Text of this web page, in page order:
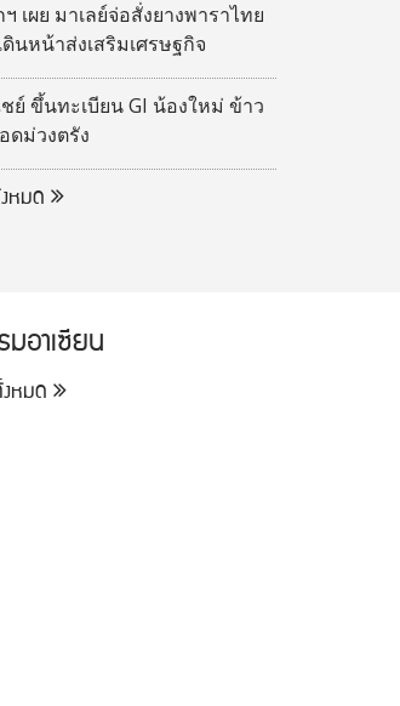
เผย มาเลย์จ่อสั่งยางพาราไทย
ดินหน้าส่งเสริมเศรษฐกิจ
ดน
ย์ ขึ้นทะเบียน GI น้องใหม่ ข้าว
ดม่วงตรัง
หมด
อาเซียน
หมด